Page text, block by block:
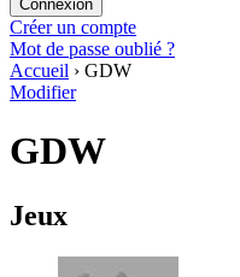
Créer un compte
Mot de passe oublié ?
Accueil › GDW
Modifier
GDW
Jeux